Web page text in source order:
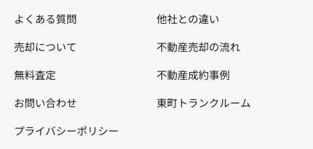
よくある質問
売却について
無料査定
お問い合わせ
プライバシーポリシー
他社との違い
不動産売却の流れ
不動産成約事例
東町トランクルーム